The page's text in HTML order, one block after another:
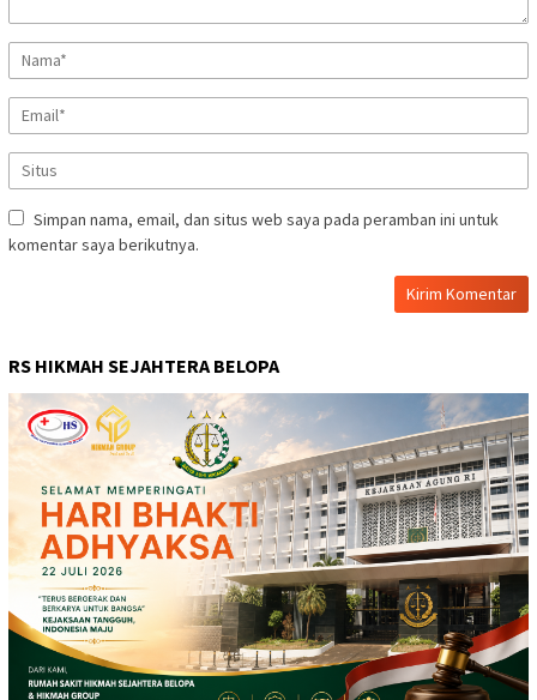
Simpan nama, email, dan situs web saya pada peramban ini untuk
komentar saya berikutnya.
RS HIKMAH SEJAHTERA BELOPA